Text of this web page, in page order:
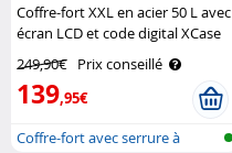
Coffre-fort XXL en acier 50 L avec
écran LCD et code digital XCase
249,90€ Prix conseillé
139,95€
Coffre-fort avec serrure à